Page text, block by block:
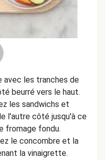
avec les tranches de
beurré vers le haut.
les sandwichs et
l'autre côté jusqu'à ce
fromage fondu.
le concombre et la
la vinaigrette.